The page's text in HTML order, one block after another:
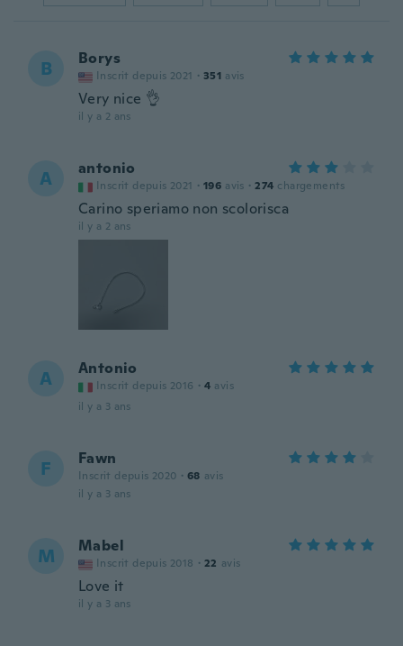
B Borys
Inscrit depuis 2021 · 351 avis
Very nice 👌
il y a 2 ans
A antonio
Inscrit depuis 2021 · 196 avis · 274 chargements
Carino speriamo non scolorisca
il y a 2 ans
A Antonio
Inscrit depuis 2016 · 4 avis
il y a 3 ans
F Fawn
Inscrit depuis 2020 · 68 avis
il y a 3 ans
M Mabel
Inscrit depuis 2018 · 22 avis
Love it
il y a 3 ans